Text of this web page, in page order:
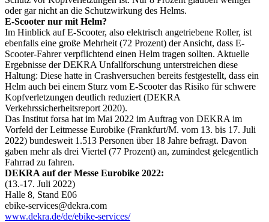
oder gar nicht an die Schutzwirkung des Helms.
E-Scooter nur mit Helm?
Im Hinblick auf E-Scooter, also elektrisch angetriebene Roller, ist
ebenfalls eine große Mehrheit (72 Prozent) der Ansicht, dass E-
Scooter-Fahrer verpflichtend einen Helm tragen sollten. Aktuelle
Ergebnisse der DEKRA Unfallforschung unterstreichen diese
Haltung: Diese hatte in Crashversuchen bereits festgestellt, dass ein
Helm auch bei einem Sturz vom E-Scooter das Risiko für schwere
Kopfverletzungen deutlich reduziert (DEKRA
Verkehrssicherheitsreport 2020).
Das Institut forsa hat im Mai 2022 im Auftrag von DEKRA im
Vorfeld der Leitmesse Eurobike (Frankfurt/M. vom 13. bis 17. Juli
2022) bundesweit 1.513 Personen über 18 Jahre befragt. Davon
gaben mehr als drei Viertel (77 Prozent) an, zumindest gelegentlich
Fahrrad zu fahren.
DEKRA auf der Messe Eurobike 2022:
(13.-17. Juli 2022)
Halle 8, Stand E06
ebike-services@dekra.com
www.dekra.de/de/ebike-services/